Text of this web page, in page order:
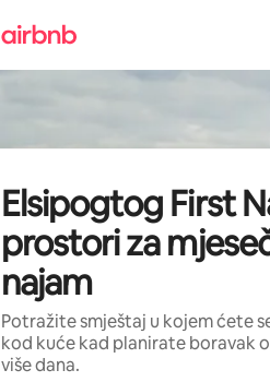
Elsipogtog First
prostori za
najam
Potražite smještaj u kojem ćete
kod kuće kad planirate boravak
više dana.